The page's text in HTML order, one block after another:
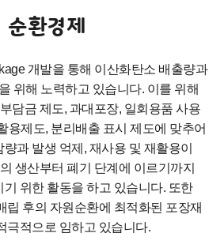
순환경제
개발을 통해 이산화탄소 배출량과
위해 노력하고 있습니다. 이를 위해
담금 제도, 과대포장, 일회용품 사용
용제도, 분리배출 표시 제도에 맞추어
과 발생 억제, 재사용 및 재활용이
생산부터 폐기 단계에 이르기까지
기 위한 활동을 하고 있습니다. 또한
립 후의 자원순환에 최적화된 포장재
극적으로 임하고 있습니다.